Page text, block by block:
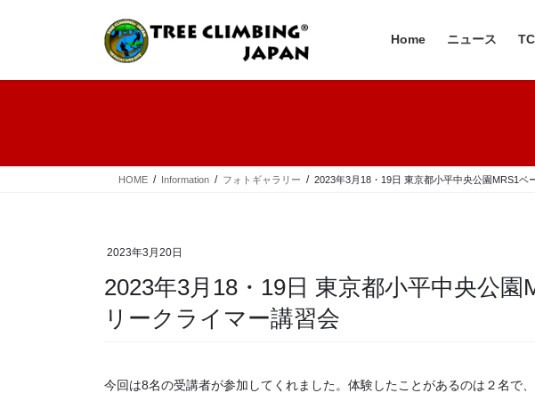
ツ
シ
Home ニュース
HOME Information フォトギャラリー 2023年3月18・19日 東京都小平中央公園MRS1ベ
2023年3月20日
2023年3月18・19日 東京都小平中央公
リークライマー講習会
今回は8名の受講者が参加してくれました。体験したことがあるのは２名で